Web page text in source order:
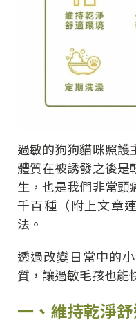
過敏的狗狗貓咪照護
體質在被誘發之後是
生，也是我們非常頭
千百種（附上文章
法。
透過改變日常中的
質，讓過敏毛孩也能
一、維持乾淨